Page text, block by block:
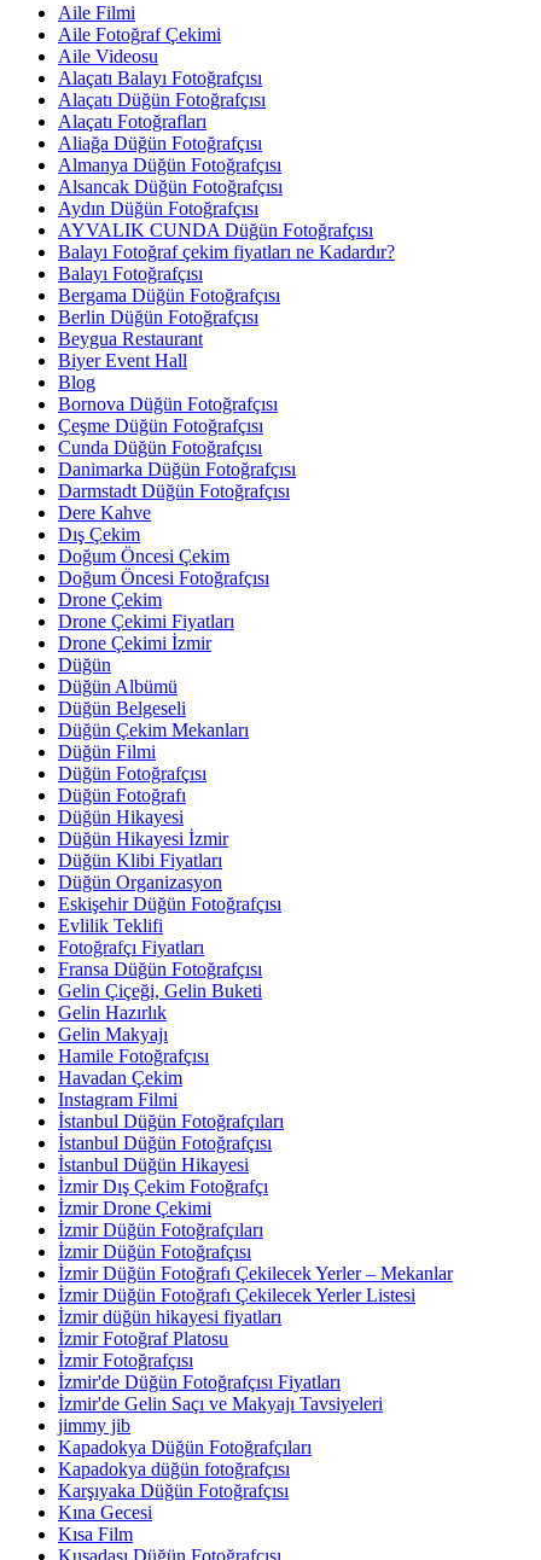
Aile Filmi
Aile Fotoğraf Çekimi
Aile Videosu
Alaçatı Balayı Fotoğrafçısı
Alaçatı Düğün Fotoğrafçısı
Alaçatı Fotoğrafları
Aliağa Düğün Fotoğrafçısı
Almanya Düğün Fotoğrafçısı
Alsancak Düğün Fotoğrafçısı
Aydın Düğün Fotoğrafçısı
AYVALIK CUNDA Düğün Fotoğrafçısı
Balayı Fotoğraf çekim fiyatları ne Kadardır?
Balayı Fotoğrafçısı
Bergama Düğün Fotoğrafçısı
Berlin Düğün Fotoğrafçısı
Beygua Restaurant
Biyer Event Hall
Blog
Bornova Düğün Fotoğrafçısı
Çeşme Düğün Fotoğrafçısı
Cunda Düğün Fotoğrafçısı
Danimarka Düğün Fotoğrafçısı
Darmstadt Düğün Fotoğrafçısı
Dere Kahve
Dış Çekim
Doğum Öncesi Çekim
Doğum Öncesi Fotoğrafçısı
Drone Çekim
Drone Çekimi Fiyatları
Drone Çekimi İzmir
Düğün
Düğün Albümü
Düğün Belgeseli
Düğün Çekim Mekanları
Düğün Filmi
Düğün Fotoğrafçısı
Düğün Fotoğrafı
Düğün Hikayesi
Düğün Hikayesi İzmir
Düğün Klibi Fiyatları
Düğün Organizasyon
Eskişehir Düğün Fotoğrafçısı
Evlilik Teklifi
Fotoğrafçı Fiyatları
Fransa Düğün Fotoğrafçısı
Gelin Çiçeği, Gelin Buketi
Gelin Hazırlık
Gelin Makyajı
Hamile Fotoğrafçısı
Havadan Çekim
Instagram Filmi
İstanbul Düğün Fotoğrafçıları
İstanbul Düğün Fotoğrafçısı
İstanbul Düğün Hikayesi
İzmir Dış Çekim Fotoğrafçı
İzmir Drone Çekimi
İzmir Düğün Fotoğrafçıları
İzmir Düğün Fotoğrafçısı
İzmir Düğün Fotoğrafı Çekilecek Yerler – Mekanlar
İzmir Düğün Fotoğrafı Çekilecek Yerler Listesi
İzmir düğün hikayesi fiyatları
İzmir Fotoğraf Platosu
İzmir Fotoğrafçısı
İzmir'de Düğün Fotoğrafçısı Fiyatları
İzmir'de Gelin Saçı ve Makyajı Tavsiyeleri
jimmy jib
Kapadokya Düğün Fotoğrafçıları
Kapadokya düğün fotoğrafçısı
Karşıyaka Düğün Fotoğrafçısı
Kına Gecesi
Kısa Film
Kuşadası Düğün Fotoğrafçısı